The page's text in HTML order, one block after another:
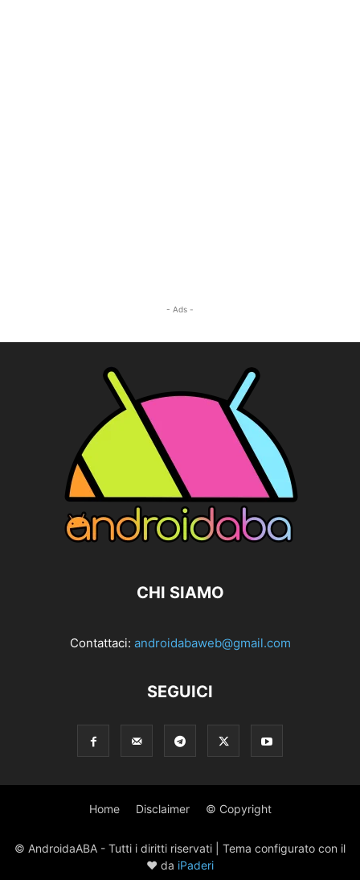
- Ads -
CHI SIAMO
Contattaci: androidabaweb@gmail.com
SEGUICI
Home Disclaimer © Copyright
© AndroidaABA - Tutti i diritti riservati | Tema configurato con il
♥ da iPaderi